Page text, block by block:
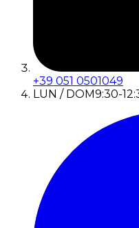
+39 051 0501049
LUN / DOM9:30-